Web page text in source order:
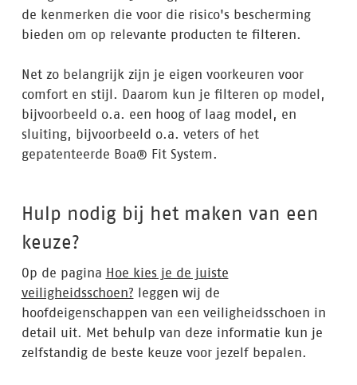
de kenmerken die voor die risico's bescherming
bieden om op relevante producten te filteren.
Net zo belangrijk zijn je eigen voorkeuren voor
comfort en stijl. Daarom kun je filteren op model,
bijvoorbeeld o.a. een hoog of laag model, en
sluiting, bijvoorbeeld o.a. veters of het
gepatenteerde Boa® Fit System.
Hulp nodig bij het maken van een
keuze?
Op de pagina Hoe kies je de juiste
veiligheidsschoen? leggen wij de
hoofdeigenschappen van een veiligheidsschoen in
detail uit. Met behulp van deze informatie kun je
zelfstandig de beste keuze voor jezelf bepalen.